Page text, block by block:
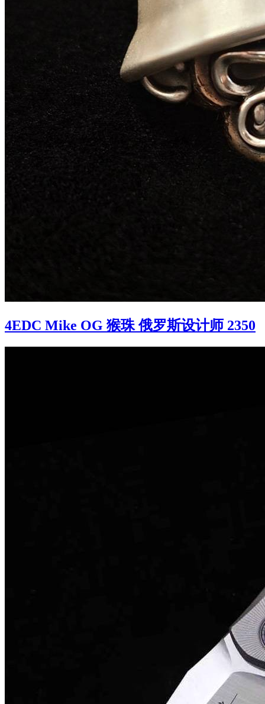
4EDC Mike OG 猴珠 俄罗斯设计师 2350